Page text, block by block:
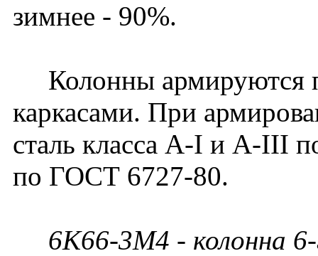
зимнее - 90%.
Колонны армируются
каркасами. При
сталь класса A-I и A-III
по ГОСТ 6727-80.
6К66-3М4 - колонна